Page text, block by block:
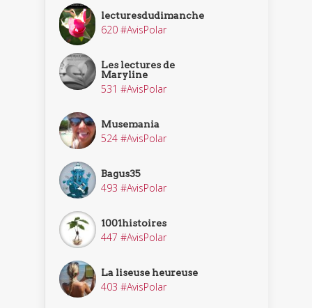
lecturesdudimanche
620 #AvisPolar
Les lectures de
Maryline
531 #AvisPolar
Musemania
524 #AvisPolar
Bagus35
493 #AvisPolar
1001histoires
447 #AvisPolar
La liseuse heureuse
403 #AvisPolar